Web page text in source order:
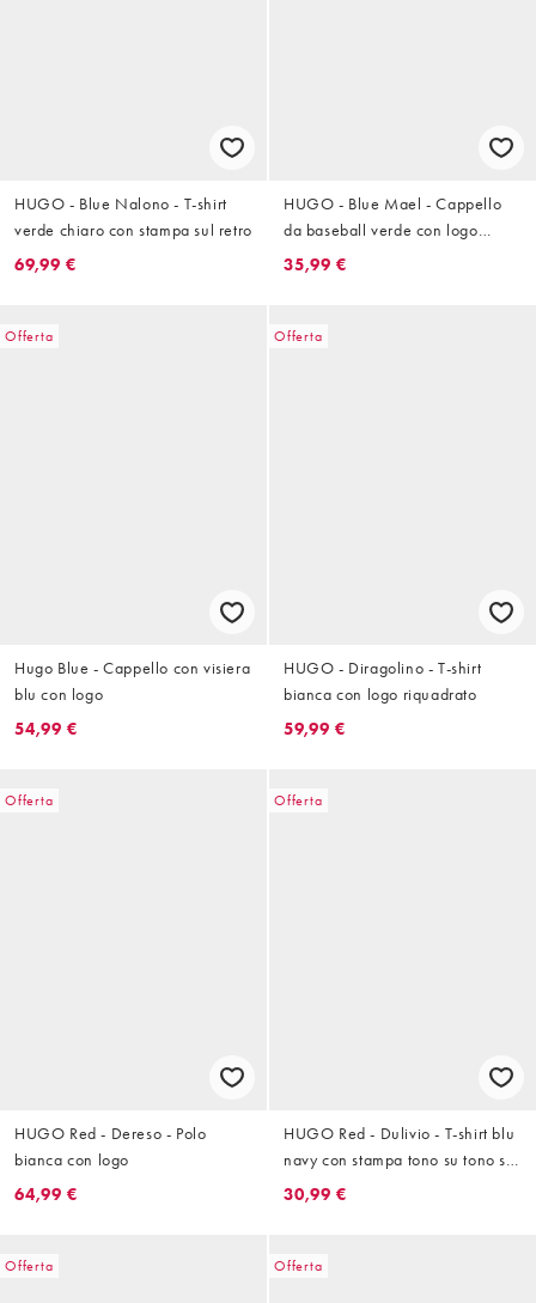
HUGO - Blue Nalono - T-shirt
verde chiaro con stampa sul retro
69,99 €
HUGO - Blue Mael - Cappello
da baseball verde con logo
laterale
35,99 €
Offerta
Hugo Blue - Cappello con visiera
blu con logo
54,99 €
Offerta
HUGO - Diragolino - T-shirt
bianca con logo riquadrato
59,99 €
Offerta
HUGO Red - Dereso - Polo
bianca con logo
64,99 €
Offerta
HUGO Red - Dulivio - T-shirt blu
navy con stampa tono su tono sul
petto
30,99 €
Offerta Offerta